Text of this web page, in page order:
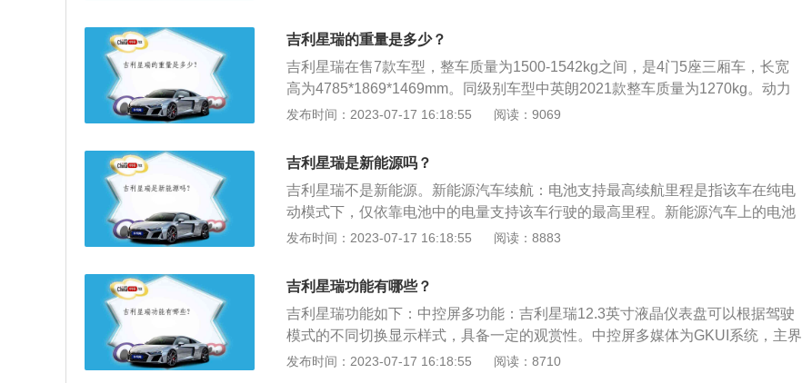
有较强的抓地力和较好的弯道超控性。2、内饰方面：吉利星瑞采用了全新的“时
空交叠座舱”造型设计，整体线条十分流动且简洁。内部是游艇蓝与高级灰配色，
平底三幅式多功能方向盘、12.3英寸液晶仪表、悬浮式12.3英寸中控大屏，有较
强的科技感。
吉利星瑞的重量是多少？
吉利星瑞在售7款车型，整车质量为1500-1542kg之间，是4门5座三厢车，长宽
高为4785*1869*1469mm。同级别车型中英朗2021款整车质量为1270kg。动力
方面，星瑞2021款有豪华+型、时空版星辰、精英型、时空版皓月、尊贵型、旗
T)。发动机气缸数量都为4个，采用横置布局。驱动方式为前置前驱。其他配置方
面星瑞2021款的全部或部分车型配备了主/副驾驶座安全气囊、前/后排头部气囊
(气帘)、ISOFIX儿童座椅接口、驾驶辅助影像、自动驻车、驾驶模式切换、前/后
驻车雷达等。需要注意，吉利星瑞是吉利汽车旗下全新紧凑型轿车，为吉利CMA
超级架构下的首款轿车。该车最大功率为190马力，最大扭矩为300牛米。
发布时间：2023-07-17 16:18:55 阅读：9069
吉利星瑞是新能源吗？
吉利星瑞不是新能源。新能源汽车续航：电池支持最高续航里程是指该车在纯电
动模式下，仅依靠电池中的电量支持该车行驶的最高里程。新能源汽车上的电池
是整个动力系统的关键，它能为整个新能源系统提供电力，但是受到材质和技术
型混合动力电动汽车、纯电动汽车，包括太阳能汽车、燃料电池电动汽车、其他
新能源汽车等。非常规的车用燃料指除汽油、柴油之外的燃料。
发布时间：2023-07-17 16:18:55 阅读：8883
吉利星瑞功能有哪些？
吉利星瑞功能如下：中控屏多功能：吉利星瑞12.3英寸液晶仪表盘可以根据驾驶
模式的不同切换显示样式，具备一定的观赏性。中控屏多媒体为GKUI系统，主界
面简洁易上手，操作起来没有难度。它可以通过登录会员账号实现更多功能。导
发布时间：2023-07-17 16:18:55 阅读：8710